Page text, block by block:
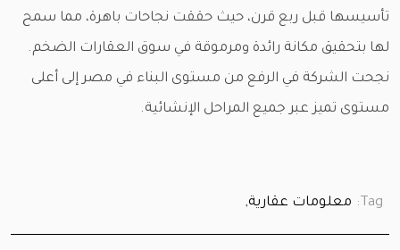
تأسيسها قبل ربع قرن، حيث حققت نجاحات باهرة، مما سمح
لها بتحقيق مكانة رائدة ومرموقة في سوق العقارات الضخم.
نجحت الشركة في الرفع من مستوى البناء في مصر إلى أعلى
مستوى تميز عبر جميع المراحل الإنشائية.
Tag: معلومات عقارية,